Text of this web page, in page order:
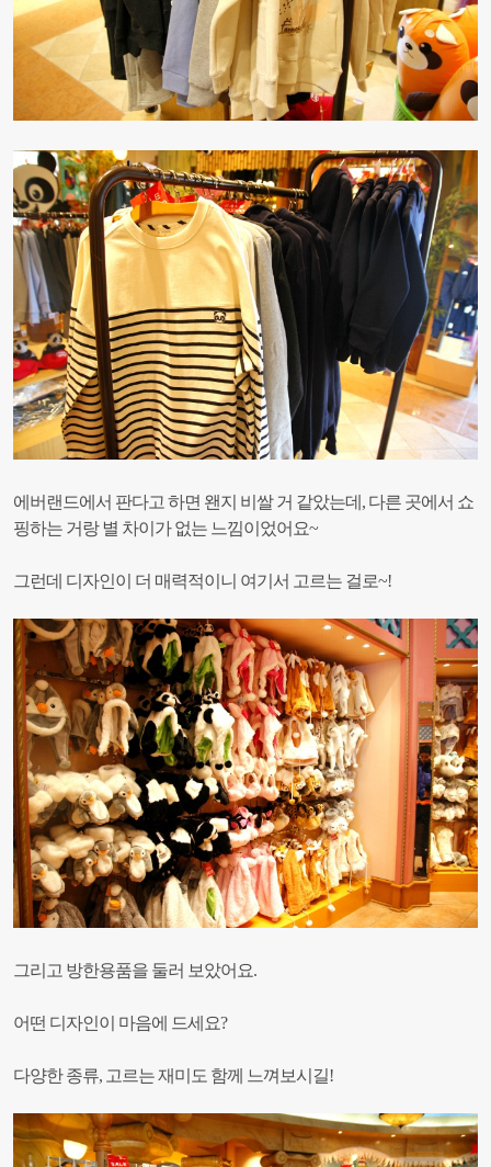
에버랜드에서 판다고 하면 왠지 비쌀 거 같았는데, 다른 곳에서 쇼
핑하는 거랑 별 차이가 없는 느낌이었어요~
그런데 디자인이 더 매력적이니 여기서 고르는 걸로~!
그리고 방한용품을 둘러 보았어요.
어떤 디자인이 마음에 드세요?
다양한 종류, 고르는 재미도 함께 느껴보시길!